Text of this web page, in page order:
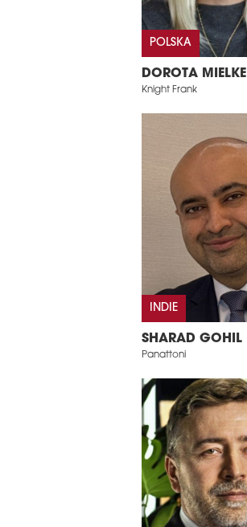
POLSKA
DOROTA MIELKE
Knight Frank
INDIE
SHARAD GOHIL
Panattoni